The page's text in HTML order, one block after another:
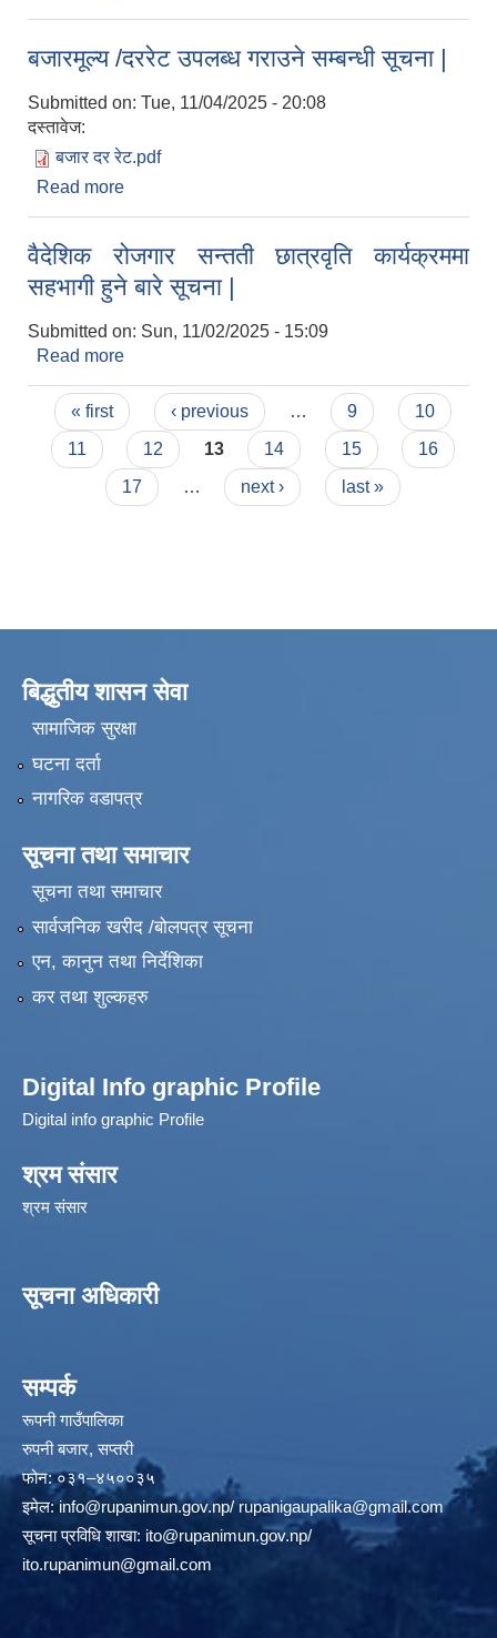
बजारमूल्य /दररेट उपलब्ध गराउने सम्बन्धी सूचना |
Submitted on: Tue, 11/04/2025 - 20:08
दस्तावेज:
बजार दर रेट.pdf
Read more
वैदेशिक रोजगार सन्तती छात्रवृति कार्यक्रममा
सहभागी हुने बारे सूचना |
Submitted on: Sun, 11/02/2025 - 15:09
Read more
Pages
« first ‹ previous … 9
10
11
12 13 14 15
16
17
… next › last »
बिद्धुतीय शासन सेवा
सामाजिक सुरक्षा
घटना दर्ता
नागरिक वडापत्र
सूचना तथा समाचार
सूचना तथा समाचार
सार्वजनिक खरीद /बोलपत्र सूचना
एन, कानुन तथा निर्देशिका
कर तथा शुल्कहरु
Digital Info graphic Profile
Digital info graphic Profile
श्रम संसार
श्रम संसार
सूचना अधिकारी
सम्पर्क
रूपनी गाउँपालिका
रुपनी बजार, सप्तरी
फोन: ०३१–४५००३५
इमेल:info@rupanimun.gov.np/rupanigaupalika@gmail.com
सूचना प्रविधि शाखा: ito@rupanimun.gov.np/
ito.rupanimun@gmail.com